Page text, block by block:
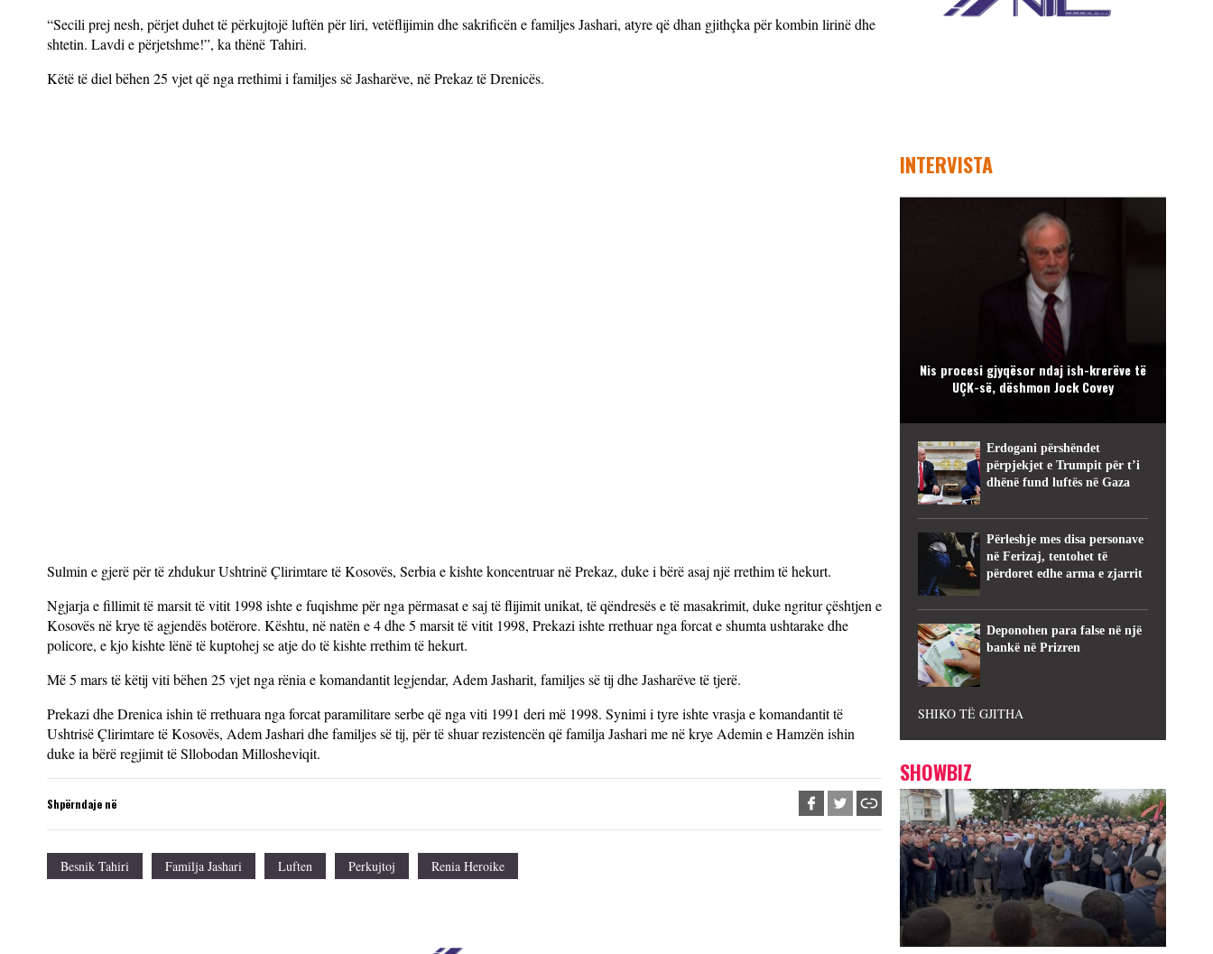
“Secili prej nesh, përjet duhet të përkujtojë luftën për liri, vetëflijimin dhe sakrificën e familjes Jashari, atyre që dhan gjithçka për kombin lirinë dhe
shtetin. Lavdi e përjetshme!”, ka thënë Tahiri.
Këtë të diel bëhen 25 vjet që nga rrethimi i familjes së Jasharëve, në Prekaz të Drenicës.
Sulmin e gjerë për të zhdukur Ushtrinë Çlirimtare të Kosovës, Serbia e kishte koncentruar në Prekaz, duke i bërë asaj një rrethim të hekurt.
Ngjarja e fillimit të marsit të vitit 1998 ishte e fuqishme për nga përmasat e saj të flijimit unikat, të qëndresës e të masakrimit, duke ngritur çështjen e
Kosovës në krye të agjendës botërore. Kështu, në natën e 4 dhe 5 marsit të vitit 1998, Prekazi ishte rrethuar nga forcat e shumta ushtarake dhe
policore, e kjo kishte lënë të kuptohej se atje do të kishte rrethim të hekurt.
Më 5 mars të këtij viti bëhen 25 vjet nga rënia e komandantit legjendar, Adem Jasharit, familjes së tij dhe Jasharëve të tjerë.
Prekazi dhe Drenica ishin të rrethuara nga forcat paramilitare serbe që nga viti 1991 deri më 1998. Synimi i tyre ishte vrasja e komandantit të
Ushtrisë Çlirimtare të Kosovës, Adem Jashari dhe familjes së tij, për të shuar rezistencën që familja Jashari me në krye Ademin e Hamzën ishin
duke ia bërë regjimit të Sllobodan Millosheviqit.
Shpërndaje në
Besnik Tahiri Familja Jashari Luften Perkujtoj Renia Heroike
INTERVISTA
Nis procesi gjyqësor ndaj ish-krerëve të
UÇK-së, dëshmon Jock Covey
Erdogani përshëndet
përpjekjet e Trumpit për t’i
dhënë fund luftës në Gaza
Përleshje mes disa personave
në Ferizaj, tentohet të
përdoret edhe arma e zjarrit
Deponohen para false në një
bankë në Prizren
SHIKO TË GJITHA
SHOWBIZ